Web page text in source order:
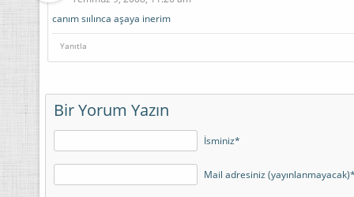
canım sıılınca aşaya inerim
Yanıtla
Bir Yorum Yazın
İsminiz*
Mail adresiniz